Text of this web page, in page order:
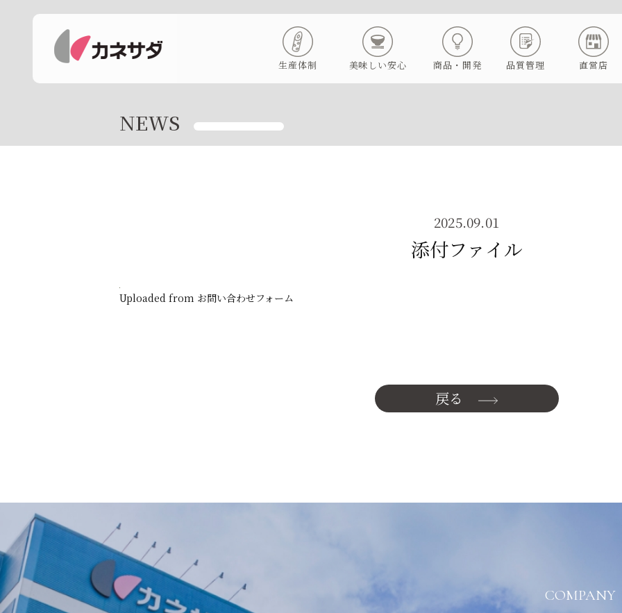
生産体制 美味しい安心 商品・開発 品質管理 直営店
NEWS
2025.09.01
添付ファイル
Uploaded from お問い合わせフォーム
戻る
COMPANY